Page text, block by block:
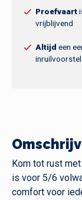
Proefvaart
vrijblijvend
Altijd een
inruilvoorstel
Kom tot rust
is voor 5/6
comfort voor